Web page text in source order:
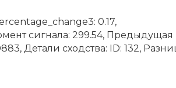
0.17,
сигнала: 299.54, Предыдущая
Детали сходства: ID: 132,